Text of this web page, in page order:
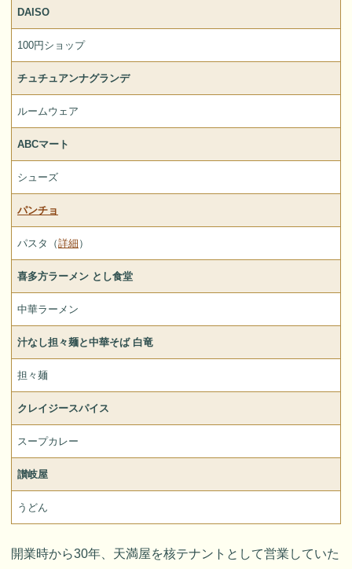
DAISO
100円ショップ
チュチュアンナグランデ
ルームウェア
ABCマート
シューズ
パンチョ
パスタ（詳細 ）
喜多方ラーメン とし食堂
中華ラーメン
汁なし担々麺と中華そば 白竜
担々麺
クレイジースパイス
スープカレー
讃岐屋
うどん
開業時から30年、天満屋を核テナントとして営業していた